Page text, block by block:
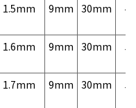
1.5mm 9mm 30mm
1.6mm 9mm 30mm
1.7mm 9mm 30mm